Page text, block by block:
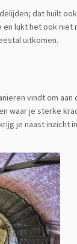
dat huilt
lukt het ook
uitkomen.
vindt om
je sterke
je naast